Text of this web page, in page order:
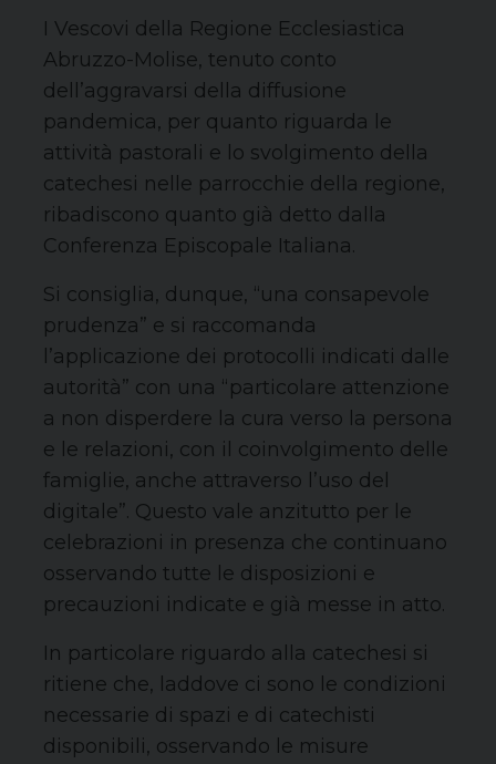
I Vescovi della Regione Ecclesiastica
Abruzzo-Molise, tenuto conto
dell’aggravarsi della diffusione
pandemica, per quanto riguarda le
attività pastorali e lo svolgimento della
catechesi nelle parrocchie della regione,
ribadiscono quanto già detto dalla
Conferenza Episcopale Italiana.
Si consiglia, dunque, “una consapevole
prudenza” e si raccomanda
l’applicazione dei protocolli indicati dalle
autorità” con una “particolare attenzione
a non disperdere la cura verso la persona
e le relazioni, con il coinvolgimento delle
famiglie, anche attraverso l’uso del
digitale”. Questo vale anzitutto per le
celebrazioni in presenza che continuano
osservando tutte le disposizioni e
precauzioni indicate e già messe in atto.
In particolare riguardo alla catechesi si
ritiene che, laddove ci sono le condizioni
necessarie di spazi e di catechisti
disponibili, osservando le misure